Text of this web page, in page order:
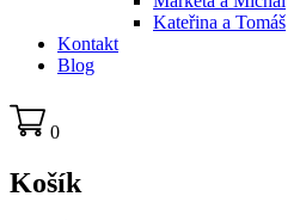
Kateřina a Tomáš
Kontakt
Blog
0
Košík